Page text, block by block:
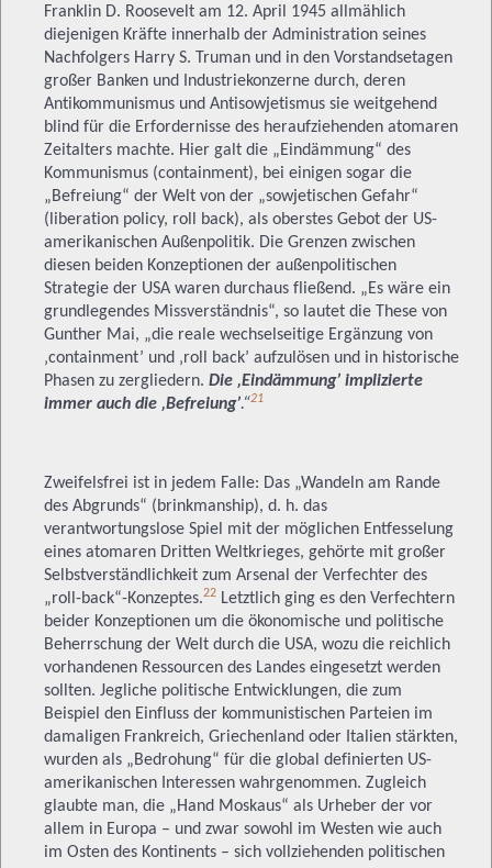
Franklin D. Roosevelt am 12. April 1945 allmählich
diejenigen Kräfte innerhalb der Administration seines
Nachfolgers Harry S. Truman und in den Vorstandsetagen
großer Banken und Industriekonzerne durch, deren
Antikommunismus und Antisowjetismus sie weitgehend
blind für die Erfordernisse des heraufziehenden atomaren
Zeitalters machte. Hier galt die „Eindämmung“ des
Kommunismus (containment), bei einigen sogar die
„Befreiung“ der Welt von der „sowjetischen Gefahr“
(liberation policy, roll back), als oberstes Gebot der US-
amerikanischen Außenpolitik. Die Grenzen zwischen
diesen beiden Konzeptionen der außenpolitischen
Strategie der USA waren durchaus fließend. „Es wäre ein
grundlegendes Missverständnis“, so lautet die These von
Gunther Mai, „die reale wechselseitige Ergänzung von
‚containment’ und ‚roll back’ aufzulösen und in historische
Phasen zu zergliedern. Die ‚Eindämmung’ implizierte
immer auch die ‚Befreiung’.“21
Zweifelsfrei ist in jedem Falle: Das „Wandeln am Rande
des Abgrunds“ (brinkmanship), d. h. das
verantwortungslose Spiel mit der möglichen Entfesselung
eines atomaren Dritten Weltkrieges, gehörte mit großer
Selbstverständlichkeit zum Arsenal der Verfechter des
„roll-back“-Konzeptes.22 Letztlich ging es den Verfechtern
beider Konzeptionen um die ökonomische und politische
Beherrschung der Welt durch die USA, wozu die reichlich
vorhandenen Ressourcen des Landes eingesetzt werden
sollten. Jegliche politische Entwicklungen, die zum
Beispiel den Einfluss der kommunistischen Parteien im
damaligen Frankreich, Griechenland oder Italien stärkten,
wurden als „Bedrohung“ für die global definierten US-
amerikanischen Interessen wahrgenommen. Zugleich
glaubte man, die „Hand Moskaus“ als Urheber der vor
allem in Europa – und zwar sowohl im Westen wie auch
im Osten des Kontinents – sich vollziehenden politischen